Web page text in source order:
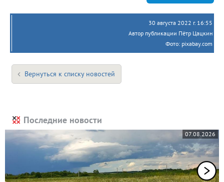
30 августа 2022 г. 16:55
Автор публикации Пётр Цацкин
Фото: pixabay.com
Вернуться к списку новостей
Последние новости
07.08.2026